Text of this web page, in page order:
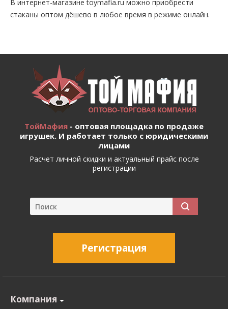
В интернет-магазине toymafia.ru можно приобрести
стаканы оптом дёшево в любое время в режиме онлайн.
ТойМафия - оптовая площадка по продаже
игрушек. И работает только с юридическими
лицами
Расчет личной скидки и актуальный прайс после
регистрации
Регистрация
Компания